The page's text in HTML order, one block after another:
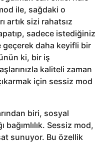
ile, sağdaki o
artık sizi rahatsız
sadece istediğiniz
geçerek daha keyifli bir
ki, bir iş
kaliteli zaman
için sessiz mod
biri, sosyal
bağımlılık. Sessiz mod,
sunuyor. Bu özellik